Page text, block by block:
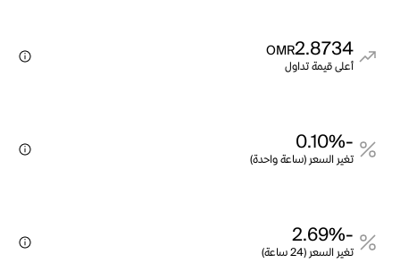
2.8734
OMR
أعلى قيمة تداول
-0.10%
تغير السعر (ساعة واحدة)
-2.69%
تغير السعر (24 ساعة)